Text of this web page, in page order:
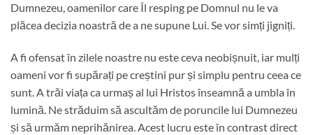
Dumnezeu, oamenilor care Îl resping pe Domnul nu le va
plăcea decizia noastră de a ne supune Lui. Se vor simți jigniți.
A fi ofensat în zilele noastre nu este ceva neobișnuit, iar mulți
oameni vor fi supărați pe creștini pur și simplu pentru ceea ce
sunt. A trăi viața ca urmaș al lui Hristos înseamnă a umbla în
lumină. Ne străduim să ascultăm de poruncile lui Dumnezeu
și să urmăm neprihănirea. Acest lucru este în contrast direct